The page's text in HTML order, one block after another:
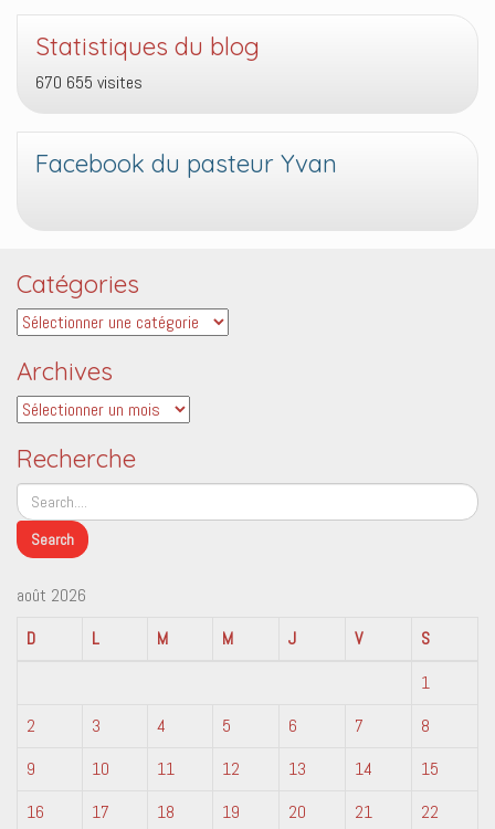
Statistiques du blog
670 655 visites
Facebook du pasteur Yvan
Catégories
Catégories
Archives
Archives
Recherche
août 2026
D
L M M J V
S
1
2
3 4 5 6 7
8
9
10 11 12 13 14
15
16
17 18 19 20 21
22